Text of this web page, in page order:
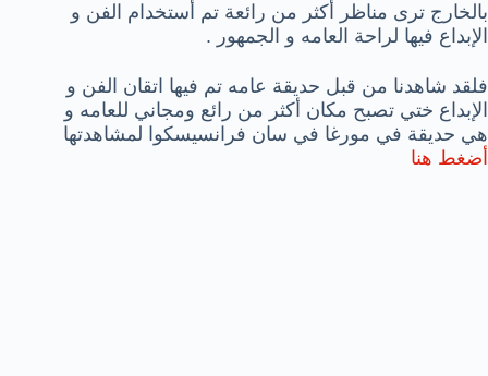
بالخارج ترى مناظر أكثر من رائعة تم أستخدام الفن و
الإبداع فيها لراحة العامه و الجمهور .
فلقد شاهدنا من قبل حديقة عامه تم فيها اتقان الفن و
الإبداع ختي تصبح مكان أكثر من رائع ومجاني للعامه و
هي حديقة في مورغا في سان فرانسيسكوا لمشاهدتها
أضغط هنا